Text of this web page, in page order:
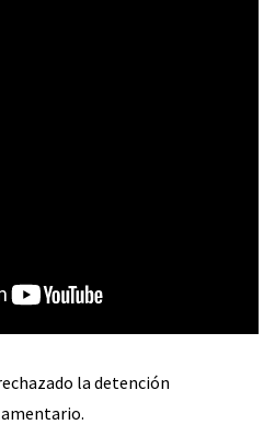
la detención